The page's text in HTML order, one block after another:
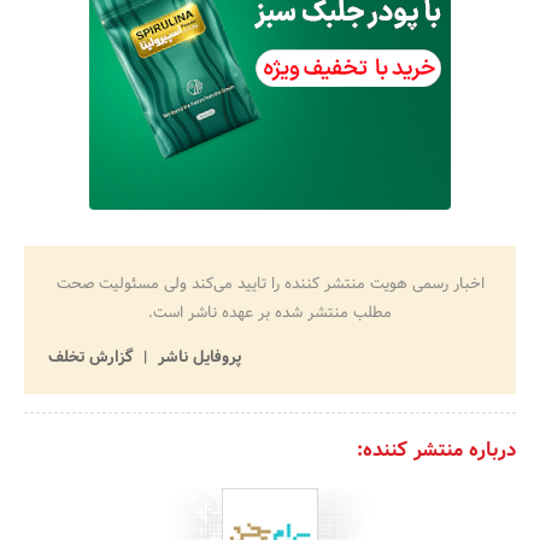
اخبار رسمی هویت منتشر کننده را تایید می‌کند ولی مسئولیت صحت
مطلب منتشر شده بر عهده ناشر است.
پروفایل ناشر
گزارش تخلف
درباره منتشر کننده: